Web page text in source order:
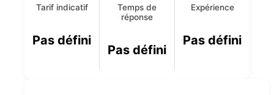
Tarif indicatif
Pas défini
Temps de
réponse
Pas défini
Expérience
Pas défini